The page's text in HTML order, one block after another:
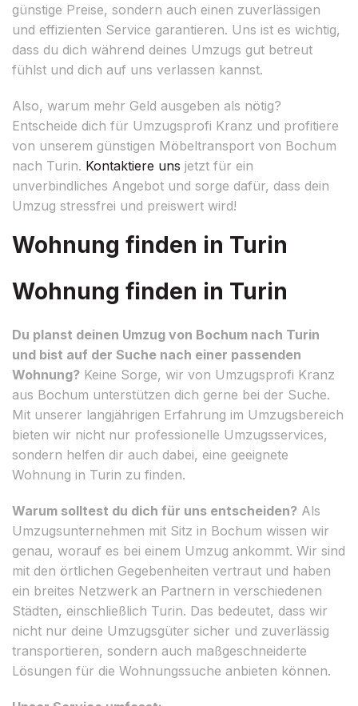
günstige Preise, sondern auch einen zuverlässigen
und effizienten Service garantieren. Uns ist es wichtig,
dass du dich während deines Umzugs gut betreut
fühlst und dich auf uns verlassen kannst.
Also, warum mehr Geld ausgeben als nötig?
Entscheide dich für Umzugsprofi Kranz und profitiere
von unserem günstigen Möbeltransport von Bochum
nach Turin. Kontaktiere uns jetzt für ein
unverbindliches Angebot und sorge dafür, dass dein
Umzug stressfrei und preiswert wird!
Wohnung finden in Turin
Wohnung finden in Turin
Du planst deinen Umzug von Bochum nach Turin
und bist auf der Suche nach einer passenden
Wohnung? Keine Sorge, wir von Umzugsprofi Kranz
aus Bochum unterstützen dich gerne bei der Suche.
Mit unserer langjährigen Erfahrung im Umzugsbereich
bieten wir nicht nur professionelle Umzugsservices,
sondern helfen dir auch dabei, eine geeignete
Wohnung in Turin zu finden.
Warum solltest du dich für uns entscheiden? Als
Umzugsunternehmen mit Sitz in Bochum wissen wir
genau, worauf es bei einem Umzug ankommt. Wir sind
mit den örtlichen Gegebenheiten vertraut und haben
ein breites Netzwerk an Partnern in verschiedenen
Städten, einschließlich Turin. Das bedeutet, dass wir
nicht nur deine Umzugsgüter sicher und zuverlässig
transportieren, sondern auch maßgeschneiderte
Lösungen für die Wohnungssuche anbieten können.